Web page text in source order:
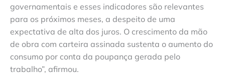
governamentais e esses indicadores são relevantes
para os próximos meses, a despeito de uma
expectativa de alta dos juros. O crescimento da mão
de obra com carteira assinada sustenta o aumento do
consumo por conta da poupança gerada pelo
trabalho”, afirmou.